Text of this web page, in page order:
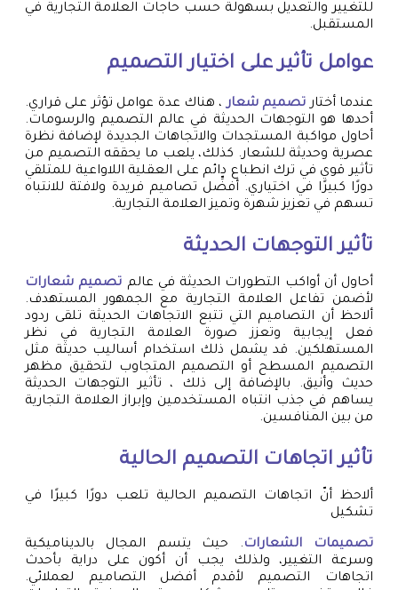
للتغيير والتعديل بسهولة حسب حاجات العلامة التجارية في
المستقبل.
عوامل تأثير على اختيار التصميم
عندما أختار تصميم شعار، هناك عدة عوامل تؤثر على قراري.
أحدها هو التوجهات الحديثة في عالم التصميم والرسومات.
أحاول مواكبة المستجدات والاتجاهات الجديدة لإضافة نظرة
عصرية وحديثة للشعار. كذلك، يلعب ما يحققه التصميم من
تأثير قوي في ترك انطباع دائم على العقلية اللاواعية للمتلقي
دورًا كبيرًا في اختياري. أفضِّل تصاميم فريدة ولافتة للانتباه
تسهم في تعزيز شهرة وتميز العلامة التجارية.
تأثير التوجهات الحديثة
أحاول أن أواكب التطورات الحديثة في عالم تصميم شعارات
لأضمن تفاعل العلامة التجارية مع الجمهور المستهدف.
ألاحظ أن التصاميم التي تتبع الاتجاهات الحديثة تلقى ردود
فعل إيجابية وتعزز صورة العلامة التجارية في نظر
المستهلكين. قد يشمل ذلك استخدام أساليب حديثة مثل
التصميم المسطح أو التصميم المتجاوب لتحقيق مظهر
حديث وأنيق. بالإضافة إلى ذلك ، تأثير التوجهات الحديثة
يساهم في جذب انتباه المستخدمين وإبراز العلامة التجارية
من بين المنافسين.
تأثير اتجاهات التصميم الحالية
ألاحظ أنّ اتجاهات التصميم الحالية تلعب دورًا كبيرًا في
تشكيل
تصميمات الشعارات. حيث يتسم المجال بالديناميكية
وسرعة التغيير، ولذلك يجب أن أكون على دراية بأحدث
اتجاهات التصميم لأقدم أفضل التصاميم لعملائي.